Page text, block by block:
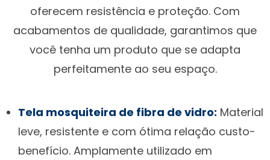
oferecem resistência e proteção. Com
acabamentos de qualidade, garantimos que
você tenha um produto que se adapta
perfeitamente ao seu espaço.
Tela mosquiteira de fibra de vidro: Material
leve, resistente e com ótima relação custo-
benefício. Amplamente utilizado em